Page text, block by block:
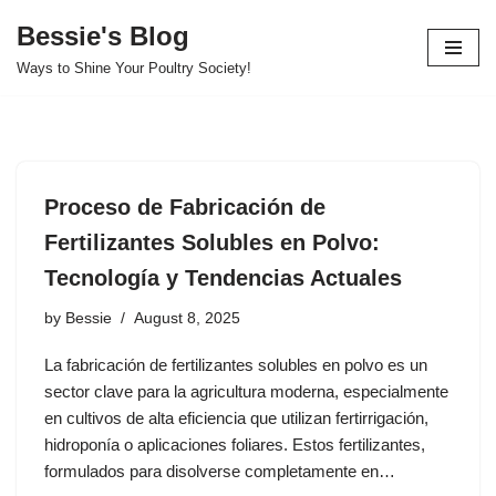
Skip
Bessie's Blog
Ways to Shine Your Poultry Society!
Proceso de Fabricación de
Fertilizantes Solubles en Polvo:
Tecnología y Tendencias Actuales
by Bessie August 8, 2025
La fabricación de fertilizantes solubles en polvo es un
sector clave para la agricultura moderna, especialmente
en cultivos de alta eficiencia que utilizan fertirrigación,
hidroponía o aplicaciones foliares. Estos fertilizantes,
formulados para disolverse completamente en…